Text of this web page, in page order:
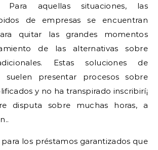
Para aquellas situaciones, las
de empresas se encuentran
quitar las grandes momentos
de las alternativas sobre
Estas soluciones de
suelen presentar procesos sobre
y no ha transpirado inscribirí¡
disputa sobre muchas horas, a
los préstamos garantizados que